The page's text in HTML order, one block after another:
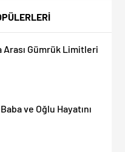
Arası Gümrük Limitleri
ve Oğlu Hayatını